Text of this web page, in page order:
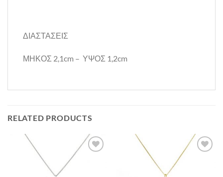
ΔΙΑΣΤΑΣΕΙΣ
ΜΗΚΟΣ 2,1cm – ΥΨΟΣ 1,2cm
RELATED PRODUCTS
Προσθήκη